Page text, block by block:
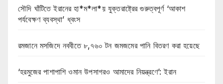
সৌদি ঘাঁটিতে ইরানের হা*ম*লা*য় যুক্তরাষ্ট্রের গুরুত্বপূর্ণ ‘আকাশ
পর্যবেক্ষণ ব্যবস্থা’ ধ্বংস
রমজানে মসজিদে নববীতে ৮,৭৬০ টন জমজমের পানি বিতরণ করা হয়েছে
‘হরমুজের পাশাপাশি ওমান উপসাগরও আমাদের নিয়ন্ত্রণে’: ইরান